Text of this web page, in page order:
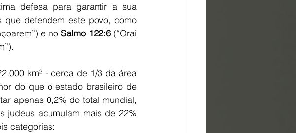
defesa para garantir a sua
que defendem este povo, como
e no Salmo 122:6 (“Orai
km² - cerca de 1/3 da área
do que o estado brasileiro de
apenas 0,2% do total mundial,
judeus acumulam mais de 22%
categorias: